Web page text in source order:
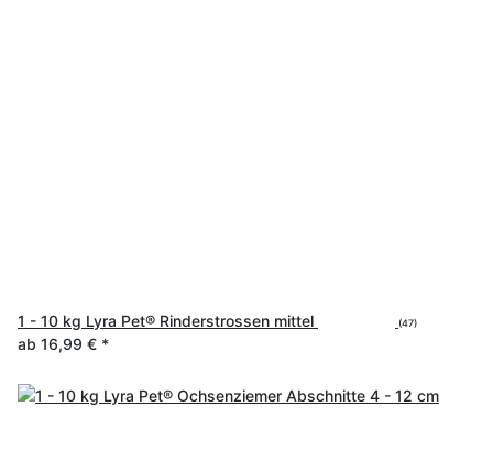
1 - 10 kg Lyra Pet® Rinderstrossen mittel (47)
ab 16,99 € *